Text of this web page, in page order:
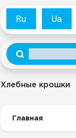
Ru Ua
Хлебные крошки
Главная